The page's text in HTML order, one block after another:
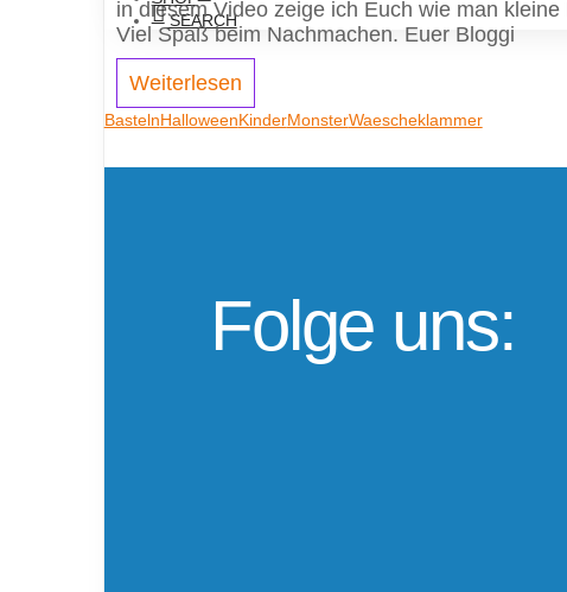
SEARCH
in diesem Video zeige ich Euch wie man
Viel Spaß beim Nachmachen. Euer Bloggi
Weiterlesen
BastelnHalloweenKinderMonsterWaescheklammer
Folge uns: